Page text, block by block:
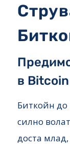
в Bitcoin
Биткойн до
силно
доста